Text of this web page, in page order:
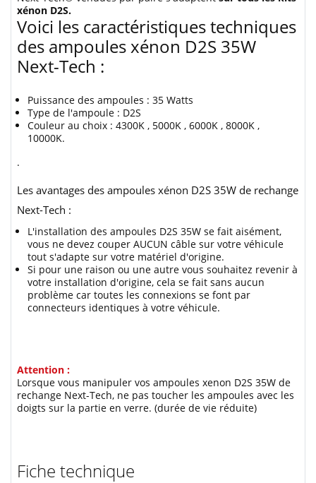
xénon D2S.
Voici les caractéristiques techniques
des ampoules xénon D2S 35W
Next-Tech :
Puissance des ampoules : 35 Watts
Type de l'ampoule : D2S
Couleur au choix : 4300K , 5000K , 6000K , 8000K ,
10000K.
.
Les avantages des ampoules xénon D2S 35W de rechange
Next-Tech :
L'installation des ampoules D2S 35W se fait aisément,
vous ne devez couper AUCUN câble sur votre véhicule
tout s'adapte sur votre matériel d'origine.
Si pour une raison ou une autre vous souhaitez revenir à
votre installation d'origine, cela se fait sans aucun
problème car toutes les connexions se font par
connecteurs identiques à votre véhicule.
Attention :
Lorsque vous manipuler vos ampoules xenon D2S 35W de
rechange Next-Tech, ne pas toucher les ampoules avec les
doigts sur la partie en verre. (durée de vie réduite)
Fiche technique